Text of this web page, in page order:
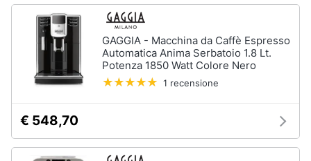
GAGGIA - Macchina da Caffè Espresso
Automatica Anima Serbatoio 1.8 Lt.
Potenza 1850 Watt Colore Nero
1 recensione
€ 548,70